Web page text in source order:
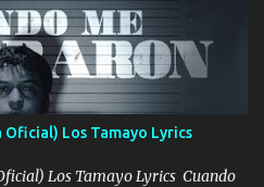
el vuelo y la mente y
trago Y así es como empezamos
A vido alta y bajas La carreta
Ya me han pasado cosas Y
la vida es muy corta Hay que
porque nada es...
Los Tamayo Lyrics
Los Tamayo Lyrics Cuando